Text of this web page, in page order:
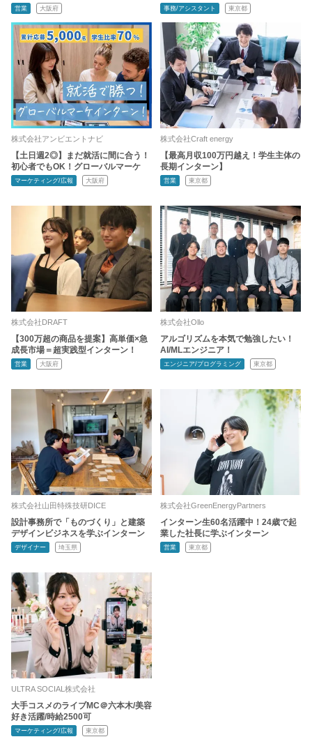
営業 大阪府 事務/アシスタント 東京都
株式会社アンビエントナビ
【土日週2◎】まだ就活に間に合う！
初心者でもOK！グローバルマーケ
マーケティング/広報 大阪府
株式会社Craft energy
【最高月収100万円越え！学生主体の
長期インターン】
営業 東京都
株式会社DRAFT
【300万超の商品を提案】高単価×急
成長市場＝超実践型インターン！
営業 大阪府
株式会社Ollo
アルゴリズムを本気で勉強したい！
AI/MLエンジニア！
エンジニア/プログラミング 東京都
株式会社山田特殊技研DICE
設計事務所で「ものづくり」と建築
デザインビジネスを学ぶインターン
デザイナー 埼玉県
株式会社GreenEnergyPartners
インターン生60名活躍中！24歳で起
業した社長に学ぶインターン
営業 東京都
ULTRA SOCIAL株式会社
大手コスメのライブMC＠六本木/美容
好き活躍/時給2500可
マーケティング/広報 東京都